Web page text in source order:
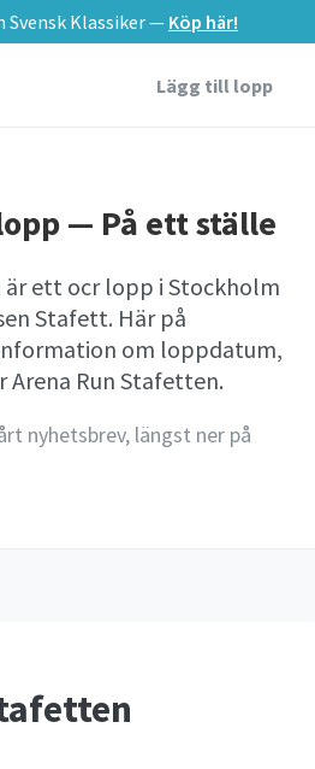
Svensk Klassiker — Köp här!
Lägg till lopp
— På ett ställe
är ett ocr lopp i Stockholm
Stafett. Här på
om loppdatum,
Arena Run Stafetten.
nyhetsbrev, längst ner på